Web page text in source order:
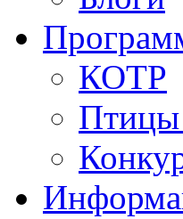
КОТР
Птицы